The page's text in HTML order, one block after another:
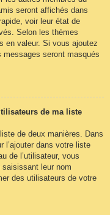
seront affichés dans
voir leur état de
Selon les thèmes
en valeur. Si vous ajoutez
messages seront masqués
de ma liste
de deux manières. Dans
l’ajouter dans votre liste
de l’utilisateur, vous
leur nom
des utilisateurs de votre